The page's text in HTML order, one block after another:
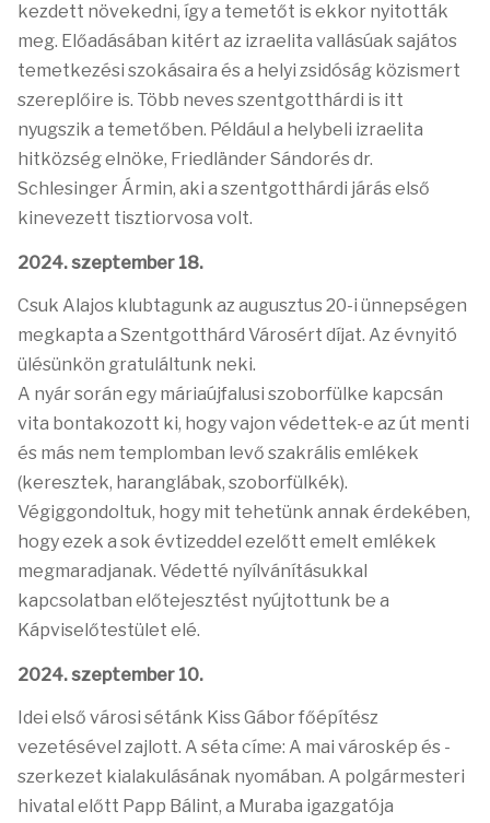
kezdett növekedni, így a temetőt is ekkor nyitották
meg. Előadásában kitért az izraelita vallásúak sajátos
temetkezési szokásaira és a helyi zsidóság közismert
szereplőire is. Több neves szentgotthárdi is itt
nyugszik a temetőben. Például a helybeli izraelita
hitközség elnöke, Friedländer Sándorés dr.
Schlesinger Ármin, aki a szentgotthárdi járás első
kinevezett tisztiorvosa volt.
2024. szeptember 18.
Csuk Alajos klubtagunk az augusztus 20-i ünnepségen
megkapta a Szentgotthárd Városért díjat. Az évnyitó
ülésünkön gratuláltunk neki.
A nyár során egy máriaújfalusi szoborfülke kapcsán
vita bontakozott ki, hogy vajon védettek-e az út menti
és más nem templomban levő szakrális emlékek
(keresztek, haranglábak, szoborfülkék).
Végiggondoltuk, hogy mit tehetünk annak érdekében,
hogy ezek a sok évtizeddel ezelőtt emelt emlékek
megmaradjanak. Védetté nyílvánításukkal
kapcsolatban előtejesztést nyújtottunk be a
Kápviselőtestület elé.
2024. szeptember 10.
Idei első városi sétánk Kiss Gábor főépítész
vezetésével zajlott. A séta címe: A mai városkép és -
szerkezet kialakulásának nyomában. A polgármesteri
hivatal előtt Papp Bálint, a Muraba igazgatója